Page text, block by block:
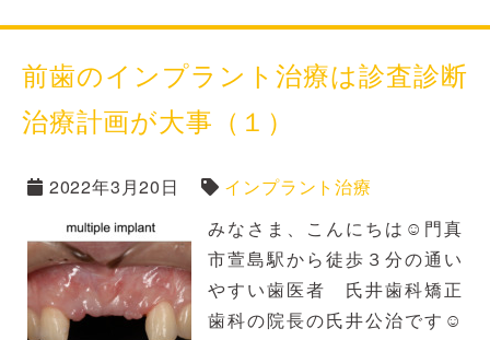
前歯のインプラント治療は診査診断
治療計画が大事（１）
2022年3月20日
インプラント治療
みなさま、こんにちは☺門真
市萱島駅から徒歩３分の通い
やすい歯医者 氏井歯科矯正
歯科の院長の氏井公治です☺